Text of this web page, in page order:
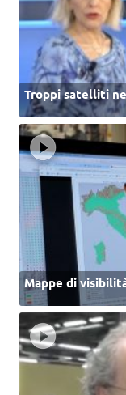
Troppi satelliti
Mappe di